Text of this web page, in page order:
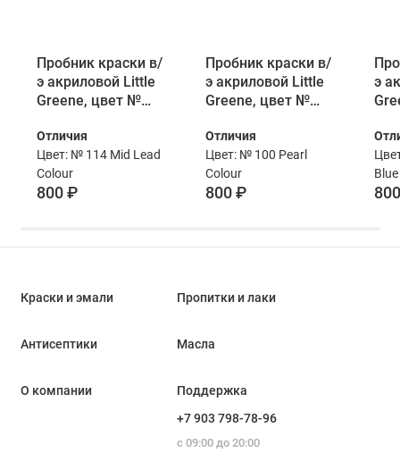
Пробник краски в/
э акриловой Little
Greene, цвет №
COLOUR, 60 мл
Отличия
Цвет: № 114 Mid Lead
Colour
800 ₽
Пробник краски в/
э акриловой Little
Greene, цвет №
COLOUR, 60 мл
Отличия
Цвет: № 100 Pearl
Colour
800 ₽
э
Blue
Краски и эмали Пропитки и лаки
Антисептики Масла
О компании
Поддержка
+7 903 798-78-96
с 09:00 до 20:00